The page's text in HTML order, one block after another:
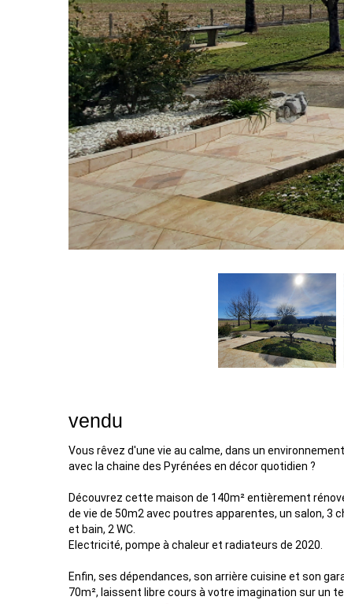
vendu
Vous rêvez d'une vie au calme, dans un
avec la chaine des Pyrénées en décor quotidien ?
Découvrez cette maison de 140m² entièrement
de vie de 50m2 avec poutres apparentes, un salon, 3
et bain, 2 WC.
Electricité, pompe à chaleur et radiateurs de 2020.
Enfin, ses dépendances, son arrière cuisine et son
70m², laissent libre cours à votre imagination sur un